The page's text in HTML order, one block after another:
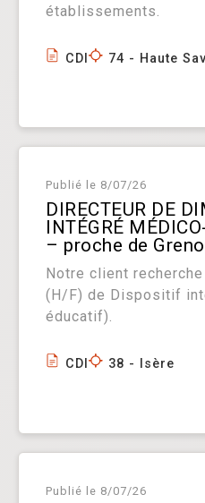
établissements.
CDI
74 - Haute
Publié le 8/07/26
DIRECTEUR DE
INTÉGRÉ
– proche de
Notre client
(H/F) de Dispositif
éducatif).
CDI
38 - Isère
Publié le 8/07/26